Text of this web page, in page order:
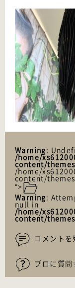
Warning:
/home/
content/
/home/
content/
">
Warning:
null in
/home/
content/
コメントを
プロに質問